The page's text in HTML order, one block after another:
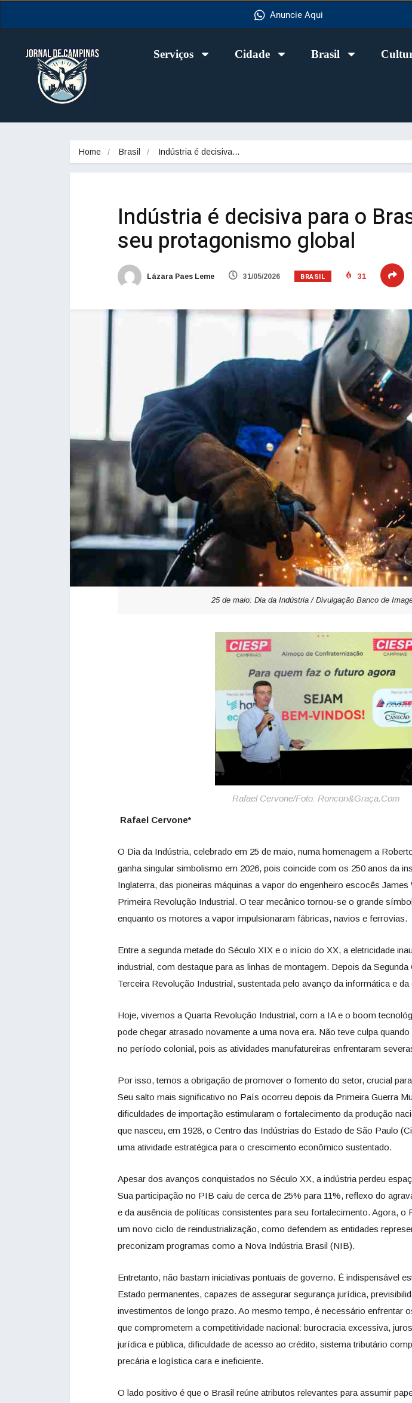
Anuncie Aqui
Serviços Cidade Brasil
Home Brasil Indústria é decisiva…
Indústria é decisiva para o
seu protagonismo global
Lázara Paes Leme 31/05/2026 BRASIL 31
25 de maio: Dia da Indústria / Divulgação Banco de
Rafael Cervone/Foto: Roncon&Graça.Com
Rafael Cervone*
O Dia da Indústria, celebrado em 25 de maio, numa homenagem a
ganha singular simbolismo em 2026, pois coincide com os 250 anos da
Inglaterra, das pioneiras máquinas a vapor do engenheiro escocês
Primeira Revolução Industrial. O tear mecânico tornou-se o grande
enquanto os motores a vapor impulsionaram fábricas, navios e ferrovias.
Entre a segunda metade do Século XIX e o início do XX, a eletricidade
industrial, com destaque para as linhas de montagem. Depois da Segunda
Terceira Revolução Industrial, sustentada pelo avanço da informática e da
Hoje, vivemos a Quarta Revolução Industrial, com a IA e o boom
pode chegar atrasado novamente a uma nova era. Não teve culpa
no período colonial, pois as atividades manufatureiras enfrentaram
Por isso, temos a obrigação de promover o fomento do setor, crucial
Seu salto mais significativo no País ocorreu depois da Primeira Guerra
dificuldades de importação estimularam o fortalecimento da produção
que nasceu, em 1928, o Centro das Indústrias do Estado de São Paulo
uma atividade estratégica para o crescimento econômico sustentado.
Apesar dos avanços conquistados no Século XX, a indústria perdeu
Sua participação no PIB caiu de cerca de 25% para 11%, reflexo do
e da ausência de políticas consistentes para seu fortalecimento. Agora, o
um novo ciclo de reindustrialização, como defendem as entidades
preconizam programas como a Nova Indústria Brasil (NIB).
Entretanto, não bastam iniciativas pontuais de governo. É indispensável
Estado permanentes, capazes de assegurar segurança jurídica,
investimentos de longo prazo. Ao mesmo tempo, é necessário enfrentar
que comprometem a competitividade nacional: burocracia excessiva,
jurídica e pública, dificuldade de acesso ao crédito, sistema tributário
precária e logística cara e ineficiente.
O lado positivo é que o Brasil reúne atributos relevantes para assumir